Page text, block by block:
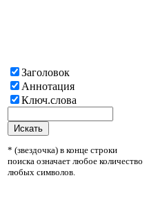
Заголовок
Аннотация
Ключ.слова
* (звездочка) в конце строки
поиска означает любое количество
любых символов.